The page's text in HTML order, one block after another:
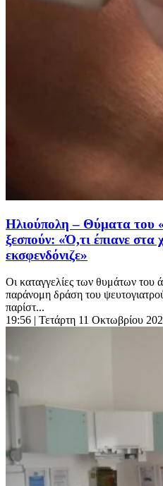
Ηλιούπολη – Θύματα του
ξεσπούν: «Ό,τι έπιανε στα
εκσφενδόνιζε»
Οι καταγγελίες των θυμάτων του
παράνομη δράση του
παρίστ...
19:56 | Τετάρτη 11 Οκτωβρίου